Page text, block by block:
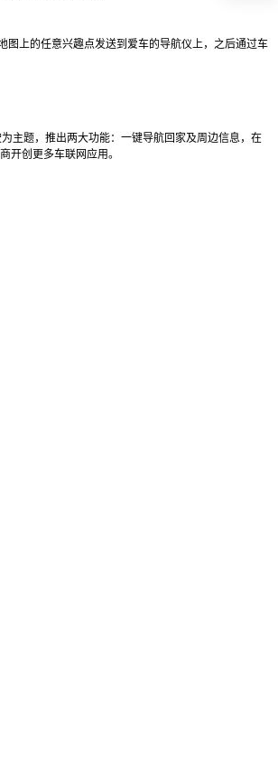
上的任意兴趣点发送到爱车的导航仪上，之后通过车
主题，推出两大功能：一键导航回家及周边信息，在
开创更多车联网应用。